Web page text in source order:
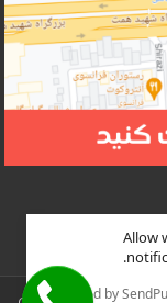
Allow
Powered by